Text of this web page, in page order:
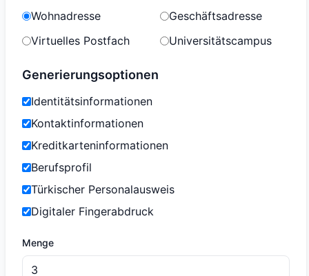
Wohnadresse
Geschäftsadresse
Virtuelles Postfach
Universitätscampus
Generierungsoptionen
Identitätsinformationen
Kontaktinformationen
Kreditkarteninformationen
Berufsprofil
Türkischer Personalausweis
Digitaler Fingerabdruck
Menge